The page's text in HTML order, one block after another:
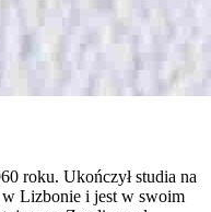
roku. Ukończył studia na
Lizbonie i jest w swoim